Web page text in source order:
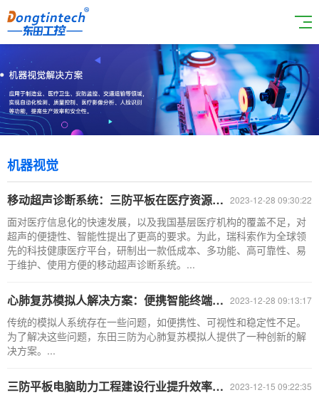
机器视觉
2023-12-28 09:30:22
移动超声诊断系统：三防平板在医疗资源的延伸与优化
面对医疗信息化的快速发展，以及我国基层医疗机构的覆盖不足，对
超声的便捷性、智能性提出了更高的要求。为此，瑞科索作为全球领
先的科技健康医疗平台，研制出一款低成本、多功能、高可靠性、易
于维护、使用方便的移动超声诊断系统。...
2023-12-28 09:13:17
心肺复苏模拟人解决方案：便携智能终端提升急救培训效率
传统的模拟人系统存在一些问题，如便携性、可视性和稳定性不足。
为了解决这些问题，东田三防为心肺复苏模拟人提供了一种创新的解
决方案。...
2023-12-15 09:22:35
三防平板电脑助力工程建设行业提升效率与质量